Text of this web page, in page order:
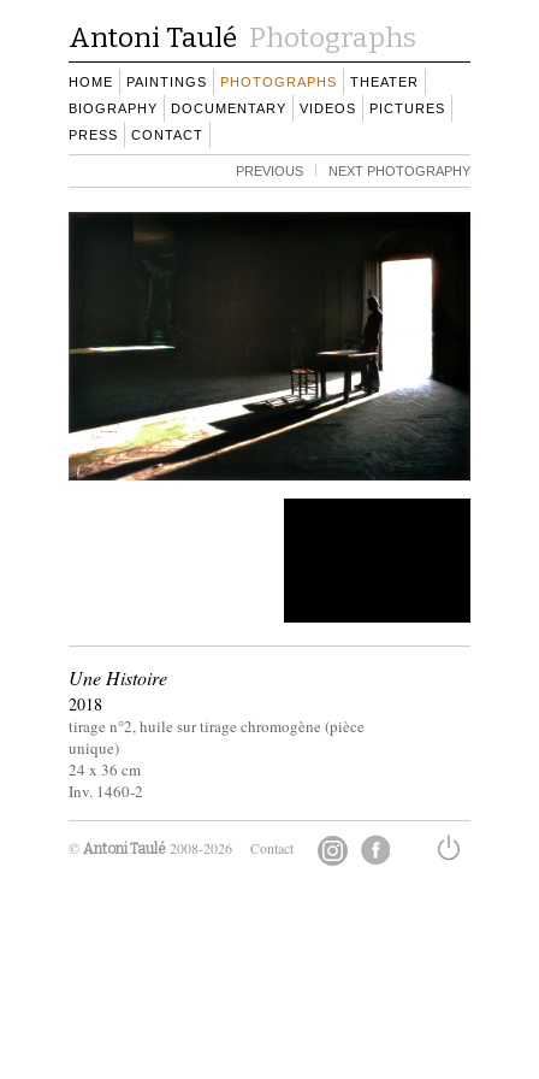
Antoni Taulé Photographs
HOME PAINTINGS PHOTOGRAPHS
THEATER
BIOGRAPHY
DOCUMENTARY VIDEOS
PICTURES
PRESS
CONTACT
PREVIOUS NEXT PHOTOGRAPHY
Une Histoire
2018
tirage n°2, huile sur tirage chromogène (pièce
unique)
24 x 36 cm
Inv. 1460-2
© Antoni Taulé 2008-2026 Contact